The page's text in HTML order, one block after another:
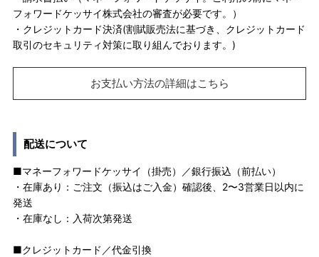
フォワードケッサイ株式会社の審査が必要です。）
・クレジットカード決済(割賦販売法に基づき、クレジットカード
取引のセキュリティ対策に取り組んでおります。)
お支払い方法の詳細はこちら
配送について
■マネーフォワードケッサイ（掛売）／銀行振込（前払い）
・在庫あり：ご注文（振込はご入金）確認後、2〜3営業日以内に
発送
・在庫なし：入荷次第発送
■クレジットカード／代金引換